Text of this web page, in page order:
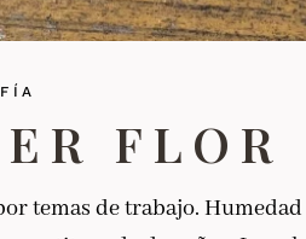
FLOR
temas de trabajo.